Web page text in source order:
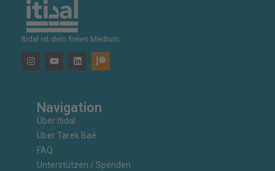
Itidal ist dein freies Medium.
Navigation
Über Itidal
Über Tarek Baé
FAQ
Unterstützen / Spenden